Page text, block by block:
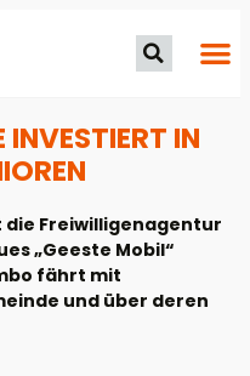
IN
die Freiwilligenagentur
„Geeste Mobil“
fährt mit
und über deren